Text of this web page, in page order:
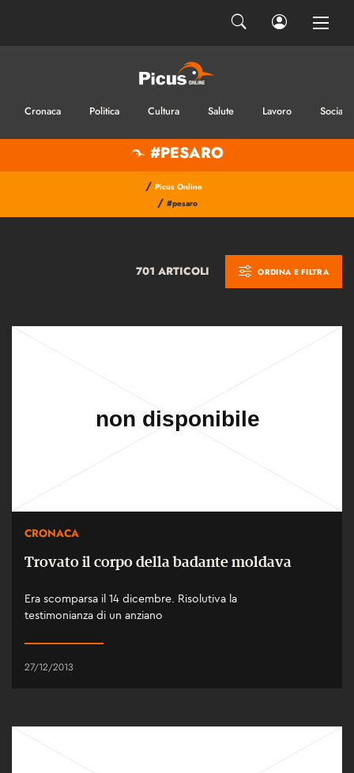
Cronaca Politica Cultura Salute Lavoro Sociale
#PESARO
/ Picus Online
/ #pesaro
701 ARTICOLI ORDINA E FILTRA
CRONACA
Trovato il corpo della badante moldava
Era scomparsa il 14 dicembre. Risolutiva la
testimonianza di un anziano
27/12/2013